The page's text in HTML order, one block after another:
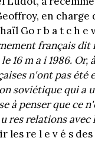
en
Go r b a t c h
français dit
16 m a i 1986.
n'ont pas été
soviétique qui a
à penser que ce
res relations avec
les re l e v é s